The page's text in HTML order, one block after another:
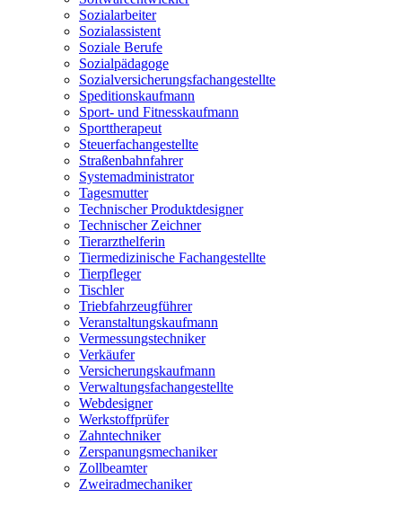
Sozialarbeiter
Sozialassistent
Soziale Berufe
Sozialpädagoge
Sozialversicherungsfachangestellte
Speditionskaufmann
Sport- und Fitnesskaufmann
Sporttherapeut
Steuerfachangestellte
Straßenbahnfahrer
Systemadministrator
Tagesmutter
Technischer Produktdesigner
Technischer Zeichner
Tierarzthelferin
Tiermedizinische Fachangestellte
Tierpfleger
Tischler
Triebfahrzeugführer
Veranstaltungskaufmann
Vermessungstechniker
Verkäufer
Versicherungskaufmann
Verwaltungsfachangestellte
Webdesigner
Werkstoffprüfer
Zahntechniker
Zerspanungsmechaniker
Zollbeamter
Zweiradmechaniker